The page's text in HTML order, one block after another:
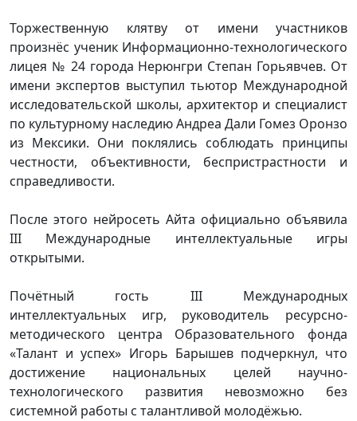
Торжественную клятву от имени участников
произнёс ученик Информационно-технологического
лицея № 24 города Нерюнгри Степан Горьявчев. От
имени экспертов выступил тьютор Международной
исследовательской школы, архитектор и специалист
по культурному наследию Андреа Дали Гомез Оронзо
из Мексики. Они поклялись соблюдать принципы
честности, объективности, беспристрастности и
справедливости.
После этого нейросеть Айта официально объявила
III Международные интеллектуальные игры
открытыми.
Почётный гость III Международных
интеллектуальных игр, руководитель ресурсно-
методического центра Образовательного фонда
«Талант и успех» Игорь Барышев подчеркнул, что
достижение национальных целей научно-
технологического развития невозможно без
системной работы с талантливой молодёжью.